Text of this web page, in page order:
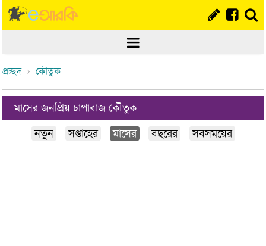
প্রচ্ছদ কৌতুক
মাসের জনপ্রিয় চাপাবাজ কৌতুক
নতুন
সপ্তাহের মাসের বছরের সবসময়ের